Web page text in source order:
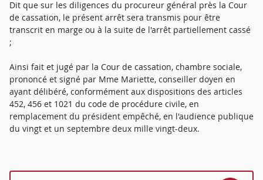
Dit que sur les diligences du procureur général près la Cour
de cassation, le présent arrêt sera transmis pour être
transcrit en marge ou à la suite de l'arrêt partiellement cassé
;
Ainsi fait et jugé par la Cour de cassation, chambre sociale,
prononcé et signé par Mme Mariette, conseiller doyen en
ayant délibéré, conformément aux dispositions des articles
452, 456 et 1021 du code de procédure civile, en
remplacement du président empêché, en l'audience publique
du vingt et un septembre deux mille vingt-deux.